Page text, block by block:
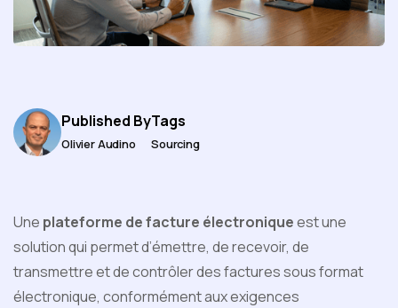
Published By
Olivier Audino
Tags
Sourcing
Une plateforme de facture électroniqueest une
solution qui permet d’émettre, de recevoir, de
transmettre et de contrôler des factures sous format
électronique, conformément aux exigences